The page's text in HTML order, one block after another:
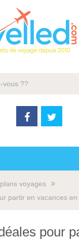
voyages
partir en vacances en
pour